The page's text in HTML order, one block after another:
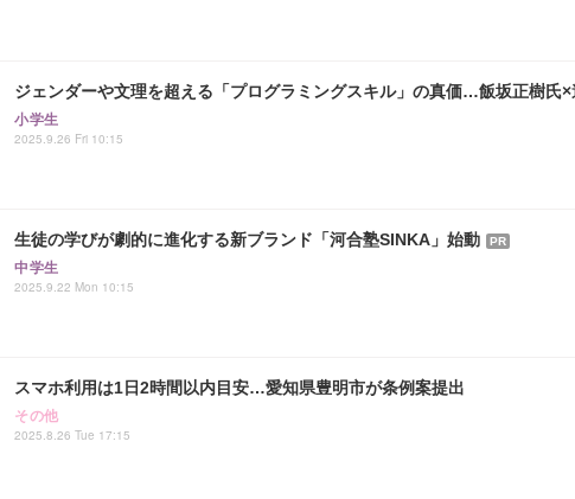
ジェンダーや文理を超える「プログラミングスキル」の真価…飯坂正樹氏
小学生
2025.9.26 Fri 10:15
生徒の学びが劇的に進化する新ブランド「河合塾SINKA」始動 PR
中学生
2025.9.22 Mon 10:15
スマホ利用は1日2時間以内目安…愛知県豊明市が条例案提出
その他
2025.8.26 Tue 17:15